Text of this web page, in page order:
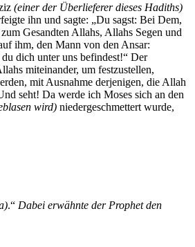
(einer der Überlieferer dieses Hadiths)
ihn und sagte: „Du sagst: Bei Dem,
Gesandten Allahs, Allahs Segen und
ihm, den Mann von den Ansar:
dich unter uns befindest!“ Der
miteinander, um festzustellen,
mit Ausnahme derjenigen, die Allah
seht! Da werde ich Moses sich an den
wird) niedergeschmettert wurde,
.“ Dabei erwähnte der Prophet den